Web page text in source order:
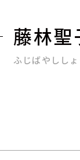
藤林聖
ふじばやしし